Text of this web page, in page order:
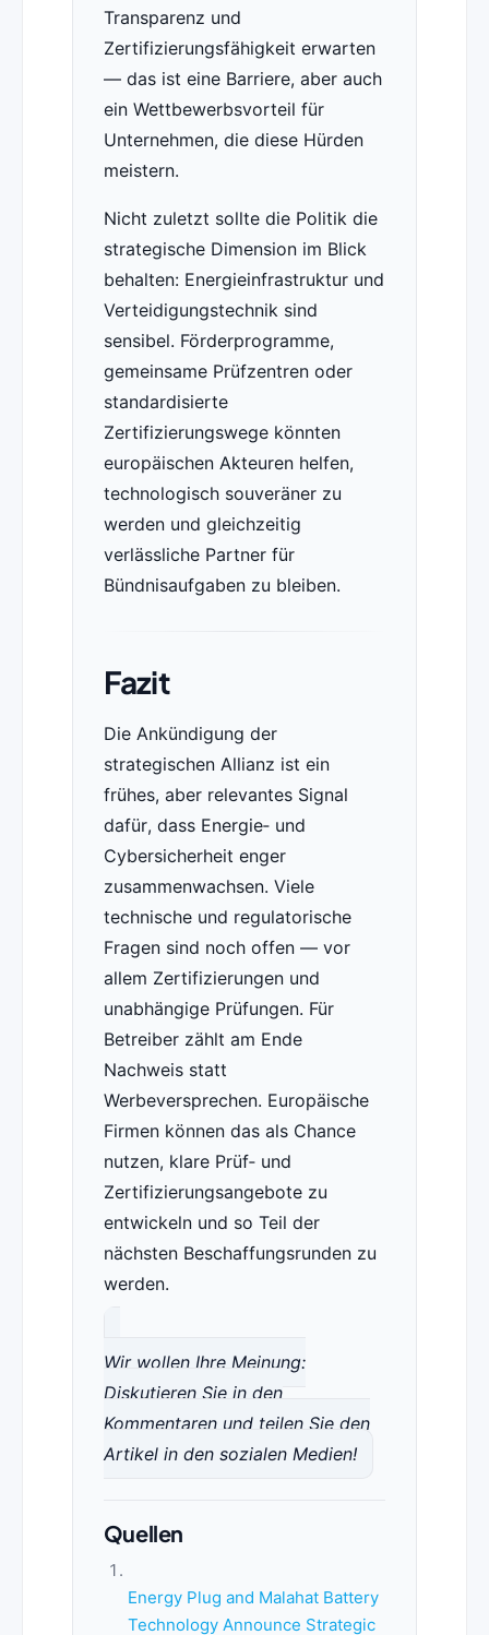
Transparenz und
Zertifizierungsfähigkeit erwarten
— das ist eine Barriere, aber auch
ein Wettbewerbsvorteil für
Unternehmen, die diese Hürden
meistern.
Nicht zuletzt sollte die Politik die
strategische Dimension im Blick
behalten: Energieinfrastruktur und
Verteidigungstechnik sind
sensibel. Förderprogramme,
gemeinsame Prüfzentren oder
standardisierte
Zertifizierungswege könnten
europäischen Akteuren helfen,
technologisch souveräner zu
werden und gleichzeitig
verlässliche Partner für
Bündnisaufgaben zu bleiben.
Fazit
Die Ankündigung der
strategischen Allianz ist ein
frühes, aber relevantes Signal
dafür, dass Energie‑ und
Cybersicherheit enger
zusammenwachsen. Viele
technische und regulatorische
Fragen sind noch offen — vor
allem Zertifizierungen und
unabhängige Prüfungen. Für
Betreiber zählt am Ende
Nachweis statt
Werbeversprechen. Europäische
Firmen können das als Chance
nutzen, klare Prüf‑ und
Zertifizierungsangebote zu
entwickeln und so Teil der
nächsten Beschaffungsrunden zu
werden.
Wir wollen Ihre Meinung:
Diskutieren Sie in den
Kommentaren und teilen Sie den
Artikel in den sozialen Medien!
Quellen
Energy Plug and Malahat Battery
Technology Announce Strategic